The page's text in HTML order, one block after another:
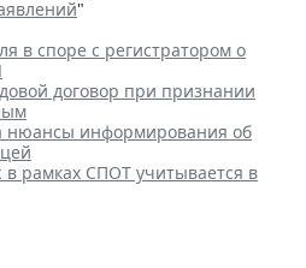
"
в споре с регистратором о
договор при признании
нюансы информирования об
рамках СПОТ учитывается в